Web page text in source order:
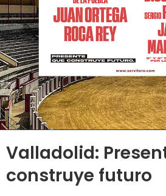
Valladolid:
construye futuro